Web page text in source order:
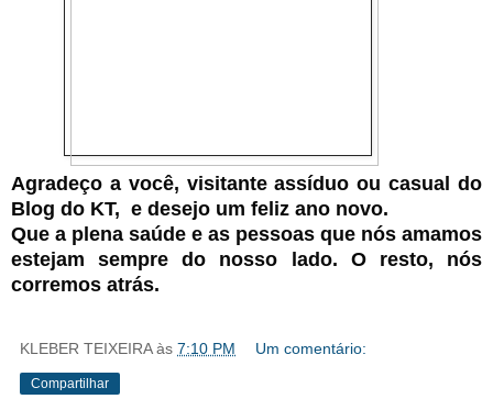
Agradeço a você, visitante assíduo ou casual do
Blog do KT, e desejo um feliz ano novo.
Que a plena saúde e as pessoas que nós amamos
estejam sempre do nosso lado. O resto, nós
corremos atrás.
KLEBER TEIXEIRA às 7:10 PM Um comentário:
Compartilhar